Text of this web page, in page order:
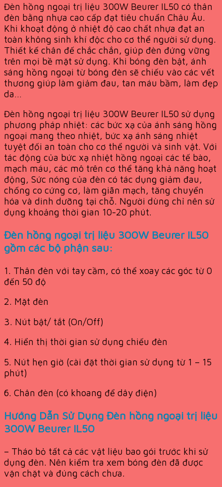
Đèn hồng ngoại trị liệu 300W Beurer IL50 có thân
đèn bằng nhựa cao cấp đạt tiêu chuẩn Châu Âu.
Khi khoạt động ở nhiệt độ cao chất nhựa đạt an
toàn không sinh khí độc cho cơ thể người sử dụng.
Thiết kế chân đế chắc chắn, giúp đèn đứng vững
trên mọi bề mặt sử dụng. Khi bóng đèn bật, ánh
sáng hồng ngoại từ bóng đèn sẽ chiếu vào các vết
thương giúp làm giảm đau, tan máu bầm, làm đẹp
da…
Đèn hồng ngoại trị liệu 300W Beurer IL50 sử dụng
phương pháp nhiệt: các bức xạ của ánh sáng hồng
ngoại mang theo nhiệt, bức xạ ánh sáng nhiệt
tuyệt đối an toàn cho cơ thể người và sinh vật. Với
tác động của bức xạ nhiệt hồng ngoại các tế bào,
mạch máu, các mô trên cơ thể tăng khả năng hoạt
động, Sức nóng của đèn có tác dụng giảm đau,
chống co cứng cơ, làm giãn mạch, tăng chuyển
hóa và dinh dưỡng tại chỗ. Người dùng chỉ nên sử
dụng khoảng thời gian 10-20 phút.
Đèn hồng ngoại trị liệu 300W Beurer IL50
gồm các bộ phận sau:
1. Thân đèn với tay cầm, có thể xoay các góc từ 0
đến 50 độ
2. Mặt đèn
3. Nút bật/ tắt (On/Off)
4. Hiển thị thời gian sử dụng chiếu đèn
5. Nút hẹn giờ (cài đặt thời gian sử dụng từ 1 – 15
phút)
6. Chân đèn (có khoang để dây điện)
Hướng Dẫn Sử Dụng Đèn hồng ngoại trị liệu
300W Beurer IL50
– Tháo bỏ tất cả các vật liệu bao gói trước khi sử
dụng đèn. Nên kiểm tra xem bóng đèn đã được
vặn chặt và đúng cách chưa.